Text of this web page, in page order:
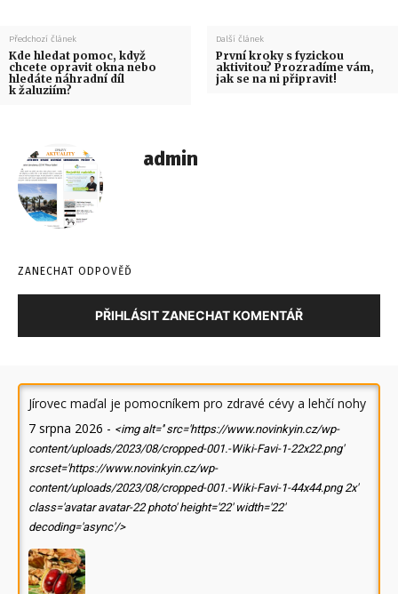
Předchozí článek
Kde hledat pomoc, když
chcete opravit okna nebo
hledáte náhradní díl
k žaluziím?
Další článek
První kroky s fyzickou
aktivitou? Prozradíme vám,
jak se na ni připravit!
admin
ZANECHAT ODPOVĚĎ
PŘIHLÁSIT ZANECHAT KOMENTÁŘ
Jírovec maďal je pomocníkem pro zdravé cévy a lehčí nohy
7 srpna 2026 - <img alt='' src='https://www.novinkyin.cz/wp-
content/uploads/2023/08/cropped-001.-Wiki-Favi-1-22x22.png'
srcset='https://www.novinkyin.cz/wp-
content/uploads/2023/08/cropped-001.-Wiki-Favi-1-44x44.png 2x'
class='avatar avatar-22 photo' height='22' width='22'
decoding='async'/>